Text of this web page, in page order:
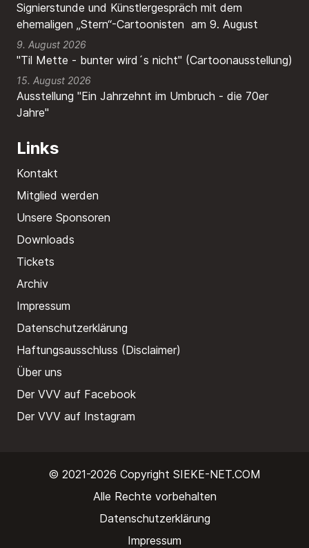
Signierstunde und Künstlergespräch mit dem
ehemaligen „Stern“-Cartoonisten am 9. August
9. August 2026
"Til Mette - bunter wird´s nicht" (Cartoonausstellung)
15. August 2026
Ausstellung "Ein Jahrzehnt im Umbruch - die 70er
Jahre"
Links
Kontakt
Mitglied werden
Unsere Sponsoren
Downloads
Tickets
Archiv
Impressum
Datenschutzerklärung
Haftungsausschluss (Disclaimer)
Über uns
Der VVV auf Facebook
Der VVV auf Instagram
© 2021-2026 Copyright SIEKE-NET.COM
Alle Rechte vorbehalten
Datenschutzerklärung
Impressum